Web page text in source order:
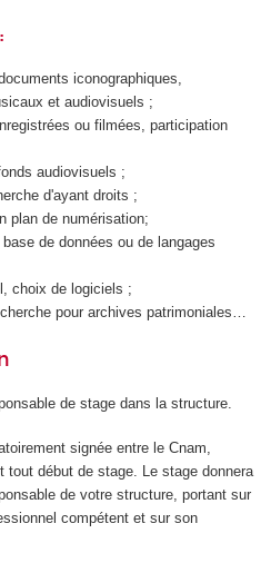
iconographiques,
et audiovisuels ;
ou filmées, participation
audiovisuels ;
d'ayant droits ;
plan de numérisation;
de données ou de langages
choix de logiciels ;
pour archives patrimoniales…
de stage dans la structure.
signée entre le Cnam,
tout début de stage. Le stage donnera
de votre structure, portant sur
compétent et sur son